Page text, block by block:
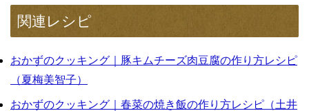
関連レシピ
おかずのクッキング｜豚キムチーズ肉豆腐の作り方レシピ
（夏梅美智子）
おかずのクッキング｜春菜の焼き飯の作り方レシピ（土井